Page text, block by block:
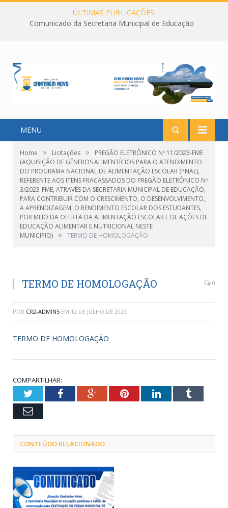
ÚLTIMAS PUBLICAÇÕES:
Comunicado da Secretaria Municipal de Educação
MENU
Home » Licitações »
PREGÃO ELETRÔNICO Nº 11/2023-FME
(AQUISIÇÃO DE GÊNEROS ALIMENTÍCIOS PARA O ATENDIMENTO
DO PROGRAMA NACIONAL DE ALIMENTAÇÃO ESCOLAR (PNAE),
REFERENTE AOS ITENS FRACASSADOS DO PREGÃO ELETRÔNICO Nº
3/2023-FME, ATRAVÉS DA SECRETARIA MUNICIPAL DE EDUCAÇÃO,
PARA CONTRIBUIR COM O CRESCIMENTO, O DESENVOLVIMENTO,
A APRENDIZAGEM, O RENDIMENTO ESCOLAR DOS ESTUDANTES,
POR MEIO DA OFERTA DA ALIMENTAÇÃO ESCOLAR E DE AÇÔES DE
EDUCAÇÃO ALIMENTAR E NUTRICIONAL NESTE
MUNICIPIO) » TERMO DE HOMOLOGAÇÃO
TERMO DE HOMOLOGAÇÃO 0
POR CR2-ADMIN5 EM 12 DE JULHO DE 2023
TERMO DE HOMOLOGAÇÃO
COMPARTILHAR:
TwitterFacebookGoogle+PinterestLinkedInTumblr
Email
CONTEÚDO RELACIONADO